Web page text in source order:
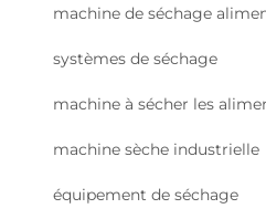
machine de séchage
systèmes de séchage
machine à sécher les
machine sèche industrielle
équipement de séchage